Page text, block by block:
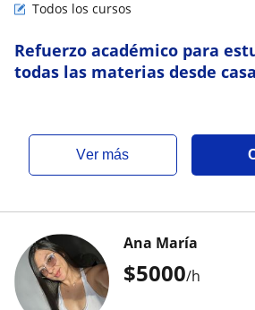
Todos los cursos
Refuerzo académico para
todas las materias desde casa
ver más
$5000/h
Ana María